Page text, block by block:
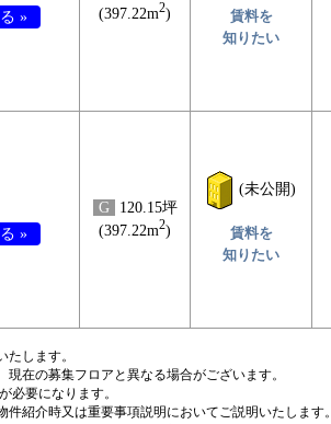
»
(397.22m2)
賃料を
知りたい
»
G
120.15坪
(397.22m2)
(未公開)
賃料を
知りたい
します。
在の募集フロアと異なる場合がございます。
必要になります。
紹介時又は重要事項説明においてご説明いたします。